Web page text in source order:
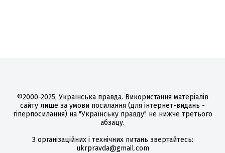
©2000-2025, Українська правда. Використання матеріалів
сайту лише за умови посилання (для інтернет-видань -
гіперпосилання) на "Українську правду" не нижче третього
абзацу.
З організаційних і технічних питань звертайтесь:
ukrpravda@gmail.com